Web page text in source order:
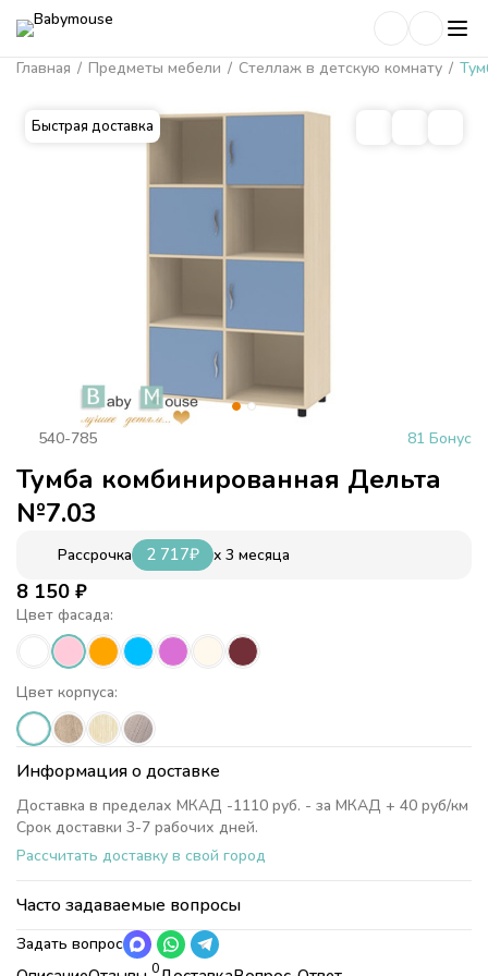
Главная / Предметы мебели / Стеллаж в детскую комнату /
Быстрая доставка
0
540-785 81 Бонус
Тумба комбинированная Дельта
№7.03
Рассрочка 2 717₽ x 3 месяца
Цвет фасада:
Цвет корпуса:
8 150 ₽
Информация о доставке
Доставка в пределах МКАД -1110 руб. - за МКАД + 40 руб/км
Срок доставки 3-7 рабочих дней.
Рассчитать доставку в свой город
Часто задаваемые вопросы
Задать вопрос